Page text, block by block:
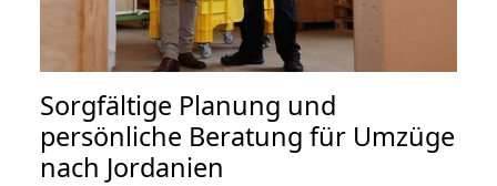
Sorgfältige Planung und
persönliche Beratung für Umzüge
nach Jordanien